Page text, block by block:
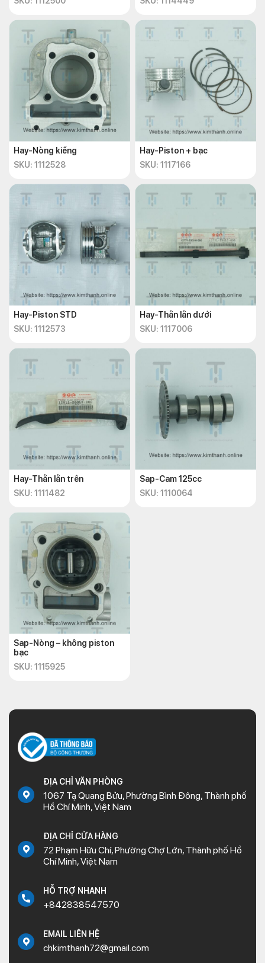
Hay-Nòng kiếng
SKU: 1112528
Hay-Piston + bạc
SKU: 1117166
Hay-Piston STD
SKU: 1112573
Hay-Thằn lằn dưới
SKU: 1117006
Hay-Thằn lằn trên
SKU: 1111482
Sap-Cam 125cc
SKU: 1110064
Sap-Nòng – không piston
bạc
SKU: 1115925
ĐỊA CHỈ VĂN PHÒNG
1067 Tạ Quang Bửu, Phường Bình Đông, Thành phố
Hồ Chí Minh, Việt Nam
ĐỊA CHỈ CỬA HÀNG
72 Phạm Hữu Chí, Phường Chợ Lớn, Thành phố Hồ
Chí Minh, Việt Nam
HỖ TRỢ NHANH
+842838547570
EMAIL LIÊN HỆ
chkimthanh72@gmail.com